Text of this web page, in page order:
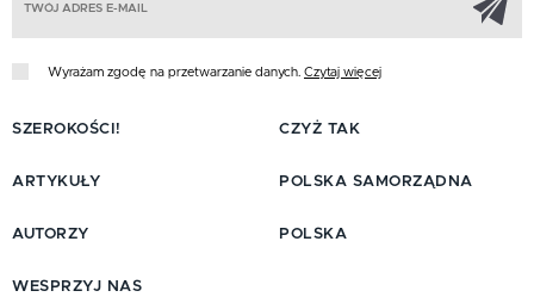
Wyrażam zgodę na przetwarzanie danych. Czytaj więcej
SZEROKOŚCI!
ARTYKUŁY
AUTORZY
CZYŻ TAK
POLSKA SAMORZĄDNA
POLSKA
WESPRZYJ NAS